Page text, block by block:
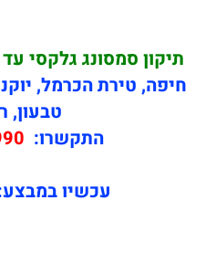
תיקון סמסונג גלקסי
חיפה, טירת הכרמל,
טבעון,
התקשרו:
עכשיו